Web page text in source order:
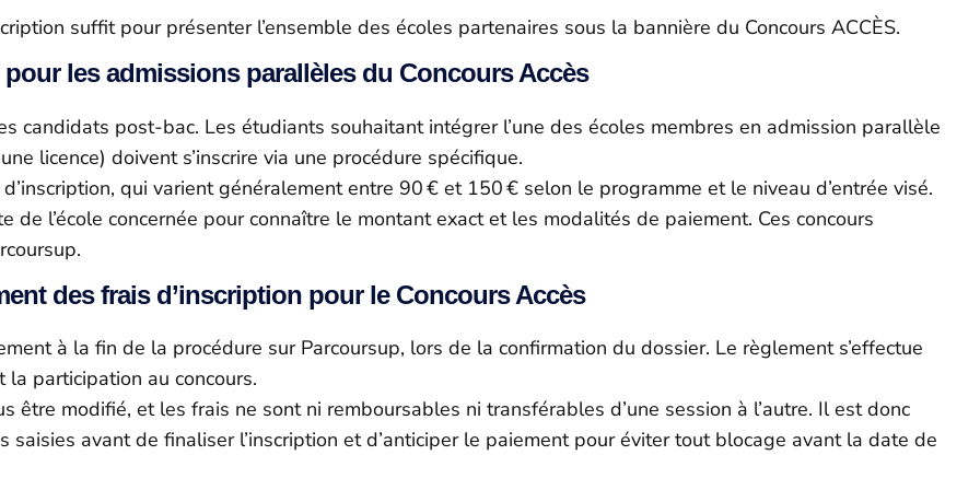
suffit pour présenter l’ensemble des écoles partenaires sous la bannière du Concours ACCÈS.
les admissions parallèles du Concours Accès
candidats post‑bac. Les étudiants souhaitant intégrer l’une des écoles membres en admission parallèle
licence) doivent s’inscrire via une procédure spécifique.
qui varient généralement entre 90 € et 150 € selon le programme et le niveau d’entrée visé.
l’école concernée pour connaître le montant exact et les modalités de paiement. Ces concours
des frais d’inscription pour le Concours Accès
à la fin de la procédure sur Parcoursup, lors de la confirmation du dossier. Le règlement s’effectue
participation au concours.
modifié, et les frais ne sont ni remboursables ni transférables d’une session à l’autre. Il est donc
saisies avant de finaliser l’inscription et d’anticiper le paiement pour éviter tout blocage avant la date de